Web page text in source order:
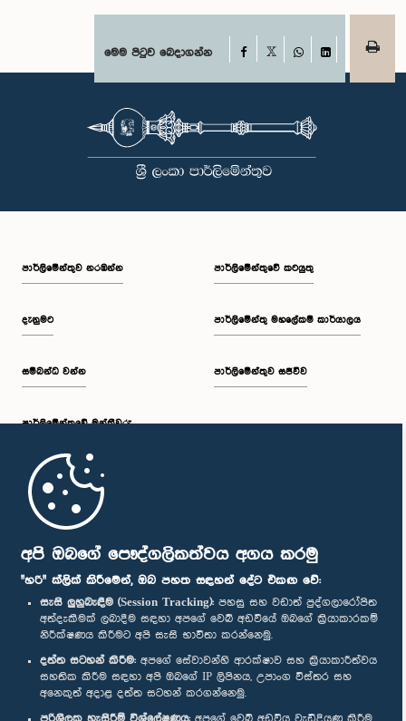
අපි ඔබගේ පෞද්ගලිකත්වය අගය කරමු
"හරි" ක්ලික් කිරීමෙන්, ඔබ පහත සඳහන් දේට එකඟ වේ:
සැසි ලුහුබැඳීම (Session Tracking): පහසු සහ වඩාත් පුද්ගලාරෝපිත
අත්දැකීමක් ලබාදීම සඳහා අපගේ වෙබ් අඩවියේ ඔබගේ ක්‍රියාකාරකම්
නිරීක්ෂණය කිරීමට අපි සැසි භාවිතා කරන්නෙමු.
දත්ත සටහන් කිරීම: අපගේ සේවාවන්හි ආරක්ෂාව සහ ක්‍රියාකාරීත්වය
සහතික කිරීම සඳහා අපි ඔබගේ IP ලිපිනය, උපාංග විස්තර සහ
අනෙකුත් අදාළ දත්ත සටහන් කරගන්නෙමු.
මෙම පිටුව බෙදාගන්න Facebook
WhatsAppLinkedIn
පාර්ලි‌මේන්තුව නරඹන්න
දැනුමට
සම්බන්ධ වන්න
පාර්ලි‌මේන්තුවේ මන්ත්‍රීවරු
මුල් පිටුව
පාර්ලිමේන්තුවේ කටයුතු
පාර්ලිමේන්තු මහලේකම් කාර්යාලය
පාර්ලිමේන්තුව සජීවීව
පාර්ලිමේන්තු ජංගම යෙදුම
අප හා සම්බන්ධ වී සිටින්න :
සම්මාන